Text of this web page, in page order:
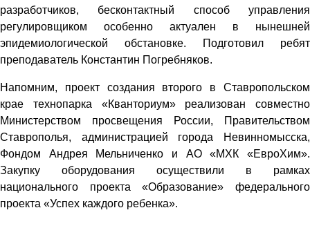
разработчиков, бесконтактный способ управления
регулировщиком особенно актуален в нынешней
эпидемиологической обстановке. Подготовил ребят
преподаватель Константин Погребняков.
Напомним, проект создания второго в Ставропольском
крае технопарка «Кванториум» реализован совместно
Министерством просвещения России, Правительством
Ставрополья, администрацией города Невинномысска,
Фондом Андрея Мельниченко и АО «МХК «ЕвроХим».
Закупку оборудования осуществили в рамках
национального проекта «Образование» федерального
проекта «Успех каждого ребенка».